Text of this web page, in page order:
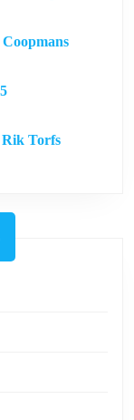
Rik Torfs